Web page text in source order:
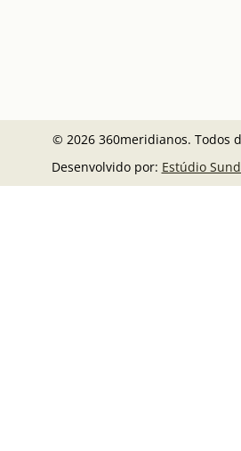
© 2026 360meridianos. Todos
Desenvolvido por: Estúdio